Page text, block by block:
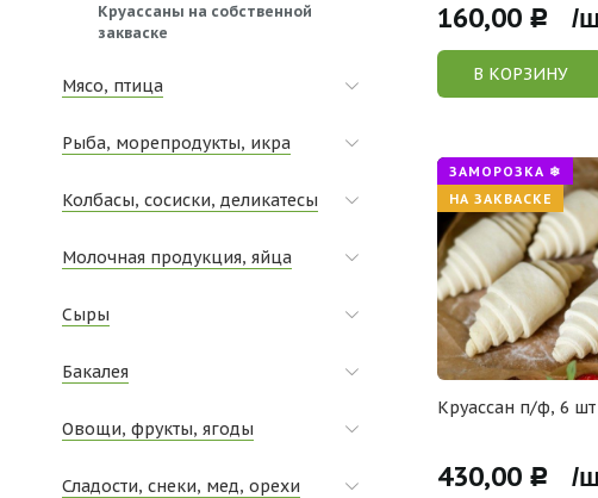
Круассаны на собственной
закваске
Мясо, птица
Рыба, морепродукты, икра
Колбасы, сосиски, деликатесы
Молочная продукция, яйца
Сыры
Бакалея
Овощи, фрукты, ягоды
Сладости, снеки, мед, орехи
160,00 Р /
В КОРЗИНУ
ЗАМОРОЗКА ❄
НА ЗАКВАСКЕ
Круассан п/ф, 6 шт
430,00 Р /